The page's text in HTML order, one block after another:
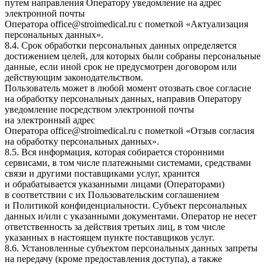
путем направления Оператору уведомление на адрес
электронной почты
Оператора office@stroimedical.ru с пометкой «Актуализация
персональных данных».
8.4. Срок обработки персональных данных определяется
достижением целей, для которых были собраны персональные
данные, если иной срок не предусмотрен договором или
действующим законодательством.
Пользователь может в любой момент отозвать свое согласие
на обработку персональных данных, направив Оператору
уведомление посредством электронной почты
на электронный адрес
Оператора office@stroimedical.ru с пометкой «Отзыв согласия
на обработку персональных данных».
8.5. Вся информация, которая собирается сторонними
сервисами, в том числе платежными системами, средствами
связи и другими поставщиками услуг, хранится
и обрабатывается указанными лицами (Операторами)
в соответствии с их Пользовательским соглашением
и Политикой конфиденциальности. Субъект персональных
данных и/или с указанными документами. Оператор не несет
ответственность за действия третьих лиц, в том числе
указанных в настоящем пункте поставщиков услуг.
8.6. Установленные субъектом персональных данных запреты
на передачу (кроме предоставления доступа), а также